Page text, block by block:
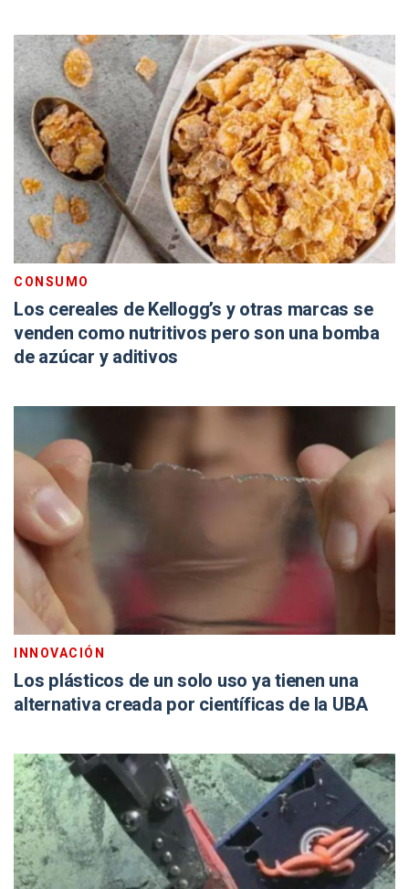
CONSUMO
Los cereales de Kellogg’s y otras marcas se
venden como nutritivos pero son una bomba
de azúcar y aditivos
INNOVACIÓN
Los plásticos de un solo uso ya tienen una
alternativa creada por científicas de la UBA